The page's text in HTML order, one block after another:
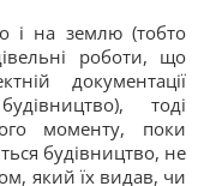
і на землю (тобто
роботи, що
документації
тоді
моменту, поки
будівництво, не
який їх видав, чи